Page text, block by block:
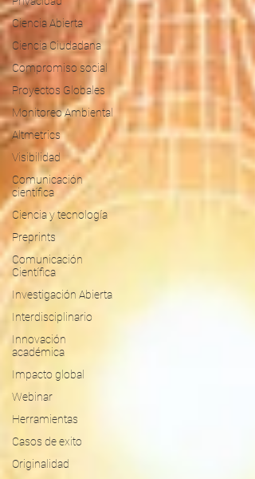
Ciencia Abierta
Ciencia Ciudadana
Compromiso social
Proyectos Globales
Monitoreo Ambiental
Altmetrics
Visibilidad
Comunicación
científica
Ciencia y tecnología
Preprints
Comunicación
Científica
Investigación Abierta
Interdisciplinario
Innovación
académica
Impacto global
Webinar
Herramientas
Casos de exito
Originalidad